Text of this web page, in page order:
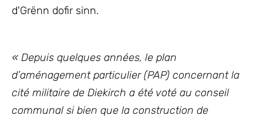
d'Grënn dofir sinn.
« Depuis quelques années, le plan
d’aménagement particulier (PAP) concernant la
cité militaire de Diekirch a été voté au conseil
communal si bien que la construction de